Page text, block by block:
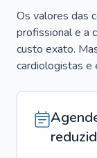
Os valores das
profissional e a
custo exato.
cardiologistas e